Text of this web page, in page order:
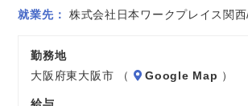
就業先 株式会社日本ワークプレイス関
勤務地
大阪府東大阪市 （
Google Map ）